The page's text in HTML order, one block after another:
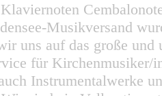
Musikversand
uns auf das große
für
Instrumentalwerke